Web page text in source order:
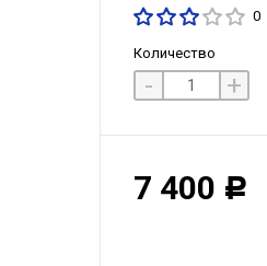
0
Количество
- +
7 400 Р